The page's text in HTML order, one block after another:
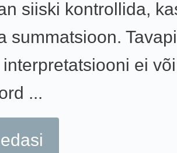
siiski kontrollida,
summatsioon.
ei
...